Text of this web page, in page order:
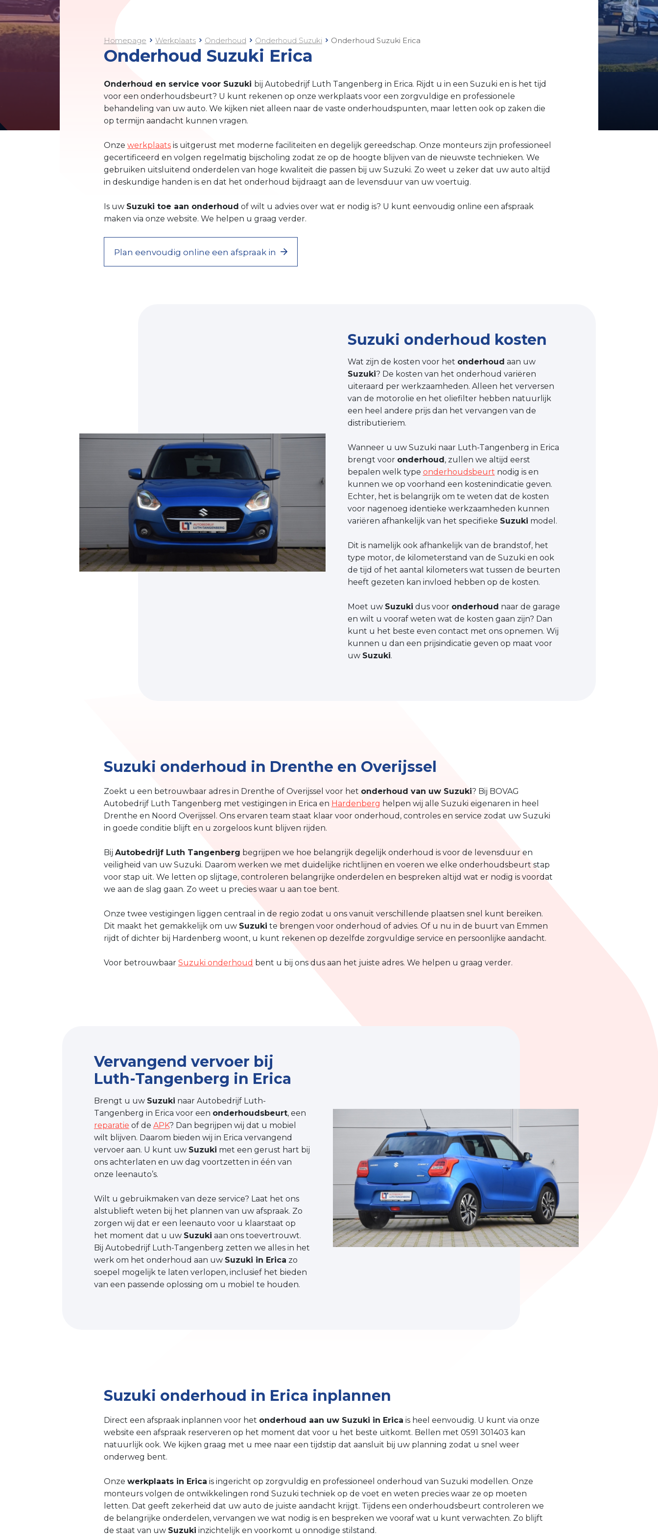
Homepage Werkplaats Onderhoud Onderhoud Suzuki Onderhoud Suzuki Erica
Onderhoud Suzuki Erica
Onderhoud en service voor Suzuki bij Autobedrijf Luth Tangenberg in Erica. Rijdt u in een Suzuki en is het tijd
voor een onderhoudsbeurt? U kunt rekenen op onze werkplaats voor een zorgvuldige en professionele
behandeling van uw auto. We kijken niet alleen naar de vaste onderhoudspunten, maar letten ook op zaken die
op termijn aandacht kunnen vragen.
Onze werkplaats is uitgerust met moderne faciliteiten en degelijk gereedschap. Onze monteurs zijn professioneel
gecertificeerd en volgen regelmatig bijscholing zodat ze op de hoogte blijven van de nieuwste technieken. We
gebruiken uitsluitend onderdelen van hoge kwaliteit die passen bij uw Suzuki. Zo weet u zeker dat uw auto altijd
in deskundige handen is en dat het onderhoud bijdraagt aan de levensduur van uw voertuig.
Is uw Suzuki toe aan onderhoud of wilt u advies over wat er nodig is? U kunt eenvoudig online een afspraak
maken via onze website. We helpen u graag verder.
Plan eenvoudig online een afspraak in
Suzuki onderhoud kosten
Wat zijn de kosten voor het onderhoud aan uw
Suzuki? De kosten van het onderhoud variëren
uiteraard per werkzaamheden. Alleen het verversen
van de motorolie en het oliefilter hebben natuurlijk
een heel andere prijs dan het vervangen van de
distributieriem.
Wanneer u uw Suzuki naar Luth-Tangenberg in Erica
brengt voor onderhoud, zullen we altijd eerst
bepalen welk type onderhoudsbeurt nodig is en
kunnen we op voorhand een kostenindicatie geven.
Echter, het is belangrijk om te weten dat de kosten
voor nagenoeg identieke werkzaamheden kunnen
variëren afhankelijk van het specifieke Suzuki model.
Dit is namelijk ook afhankelijk van de brandstof, het
type motor, de kilometerstand van de Suzuki en ook
de tijd of het aantal kilometers wat tussen de beurten
heeft gezeten kan invloed hebben op de kosten.
Moet uw Suzuki dus voor onderhoud naar de garage
en wilt u vooraf weten wat de kosten gaan zijn? Dan
kunt u het beste even contact met ons opnemen. Wij
kunnen u dan een prijsindicatie geven op maat voor
uw Suzuki.
Suzuki onderhoud in Drenthe en Overijssel
Zoekt u een betrouwbaar adres in Drenthe of Overijssel voor het onderhoud van uw Suzuki? Bij BOVAG
Autobedrijf Luth Tangenberg met vestigingen in Erica en Hardenberg helpen wij alle Suzuki eigenaren in heel
Drenthe en Noord Overijssel. Ons ervaren team staat klaar voor onderhoud, controles en service zodat uw Suzuki
in goede conditie blijft en u zorgeloos kunt blijven rijden.
Bij Autobedrijf Luth Tangenberg begrijpen we hoe belangrijk degelijk onderhoud is voor de levensduur en
veiligheid van uw Suzuki. Daarom werken we met duidelijke richtlijnen en voeren we elke onderhoudsbeurt stap
voor stap uit. We letten op slijtage, controleren belangrijke onderdelen en bespreken altijd wat er nodig is voordat
we aan de slag gaan. Zo weet u precies waar u aan toe bent.
Onze twee vestigingen liggen centraal in de regio zodat u ons vanuit verschillende plaatsen snel kunt bereiken.
Dit maakt het gemakkelijk om uw Suzuki te brengen voor onderhoud of advies. Of u nu in de buurt van Emmen
rijdt of dichter bij Hardenberg woont, u kunt rekenen op dezelfde zorgvuldige service en persoonlijke aandacht.
Voor betrouwbaar Suzuki onderhoud bent u bij ons dus aan het juiste adres. We helpen u graag verder.
Vervangend vervoer bij
Luth-Tangenberg in Erica
Brengt u uw Suzuki naar Autobedrijf Luth-
Tangenberg in Erica voor een onderhoudsbeurt, een
reparatie of de APK? Dan begrijpen wij dat u mobiel
wilt blijven. Daarom bieden wij in Erica vervangend
vervoer aan. U kunt uw Suzuki met een gerust hart bij
ons achterlaten en uw dag voortzetten in één van
onze leenauto’s.
Wilt u gebruikmaken van deze service? Laat het ons
alstublieft weten bij het plannen van uw afspraak. Zo
zorgen wij dat er een leenauto voor u klaarstaat op
het moment dat u uw Suzuki aan ons toevertrouwt.
Bij Autobedrijf Luth-Tangenberg zetten we alles in het
werk om het onderhoud aan uw Suzuki in Erica zo
soepel mogelijk te laten verlopen, inclusief het bieden
van een passende oplossing om u mobiel te houden.
Suzuki onderhoud in Erica inplannen
Direct een afspraak inplannen voor het onderhoud aan uw Suzuki in Erica is heel eenvoudig. U kunt via onze
website een afspraak reserveren op het moment dat voor u het beste uitkomt. Bellen met 0591 301403 kan
natuurlijk ook. We kijken graag met u mee naar een tijdstip dat aansluit bij uw planning zodat u snel weer
onderweg bent.
Onze werkplaats in Erica is ingericht op zorgvuldig en professioneel onderhoud van Suzuki modellen. Onze
monteurs volgen de ontwikkelingen rond Suzuki techniek op de voet en weten precies waar ze op moeten
letten. Dat geeft zekerheid dat uw auto de juiste aandacht krijgt. Tijdens een onderhoudsbeurt controleren we
de belangrijke onderdelen, vervangen we wat nodig is en bespreken we vooraf wat u kunt verwachten. Zo blijft
de staat van uw Suzuki inzichtelijk en voorkomt u onnodige stilstand.